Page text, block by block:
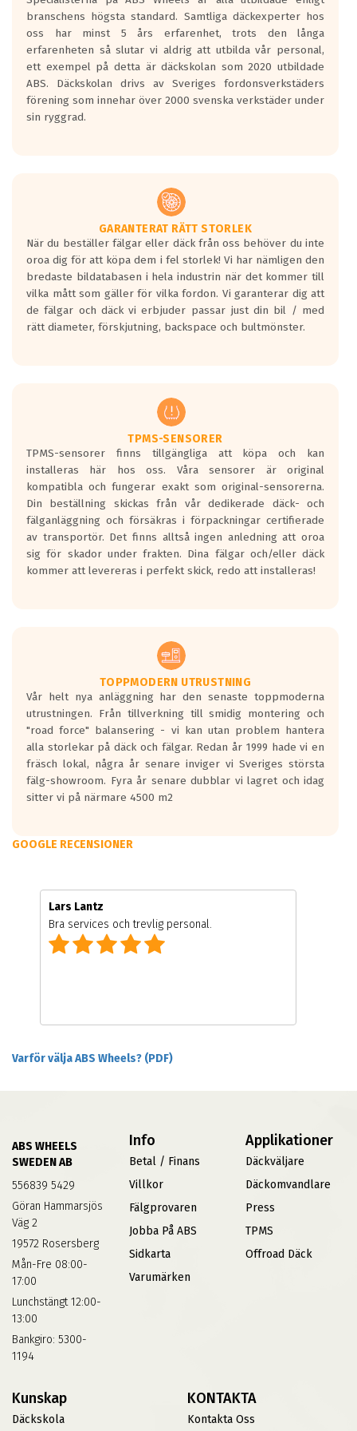
längsta.
Inga D eller G betyg delas ut för
personbilar och lätta lastbilar.
Betyget sätts efter ett test där däcken
skall bromsa in på en väg där det ligger
0.5-1.5 mm vatten.
I 80km/h kommer skillnaden på
Vid körning i över 50km/h brukar
rullmotståndets ljud överträffa
motorljudet.
På däckmärkningen kommer det finnas
en symbol av ett däck med vågar. Hög
bullernivå markeras med svarta vågor
medans de vita vågorna påvisar om det är
ett tyst däck.
regelverket som introduceras år 2016.
Ett däck med två svarta vågor är redan
godkända för år 2016 nya regelverk.
Ett däck med en svart våg kommer vara
minst tre decibel tystare än det
regelverk som börjar gälla 2016.
branschens högsta standard. Samtliga däckexperter hos
oss har minst 5 års erfarenhet, trots den långa
erfarenheten så slutar vi aldrig att utbilda vår personal,
ett exempel på detta är däckskolan som 2020 utbildade
ABS. Däckskolan drivs av Sveriges fordonsverkstäders
förening som innehar över 2000 svenska verkstäder under
sin ryggrad.
GARANTERAT RÄTT STORLEK
När du beställer fälgar eller däck från oss behöver du inte
oroa dig för att köpa dem i fel storlek! Vi har nämligen den
bredaste bildatabasen i hela industrin när det kommer till
vilka mått som gäller för vilka fordon. Vi garanterar dig att
de fälgar och däck vi erbjuder passar just din bil / med
rätt diameter, förskjutning, backspace och bultmönster.
TPMS-SENSORER
TPMS-sensorer finns tillgängliga att köpa och kan
installeras här hos oss. Våra sensorer är original
kompatibla och fungerar exakt som original-sensorerna.
Din beställning skickas från vår dedikerade däck- och
fälganläggning och försäkras i förpackningar certifierade
av transportör. Det finns alltså ingen anledning att oroa
sig för skador under frakten. Dina fälgar och/eller däck
kommer att levereras i perfekt skick, redo att installeras!
TOPPMODERN UTRUSTNING
Vår helt nya anläggning har den senaste toppmoderna
utrustningen. Från tillverkning till smidig montering och
"road force" balansering - vi kan utan problem hantera
alla storlekar på däck och fälgar. Redan år 1999 hade vi en
fräsch lokal, några år senare inviger vi Sveriges största
fälg-showroom. Fyra år senare dubblar vi lagret och idag
sitter vi på närmare 4500 m2
GOOGLE RECENSIONER
Lars Lantz
Bra services och trevlig personal.
Varför välja ABS Wheels? (PDF)
ABS WHEELS
SWEDEN AB
556839 5429
Göran Hammarsjös
Väg 2
19572 Rosersberg
Mån-Fre 08:00-
17:00
Lunchstängt 12:00-
13:00
Bankgiro: 5300-
1194
Info
Betal / Finans
Villkor
Fälgprovaren
Jobba På ABS
Sidkarta
Varumärken
Applikationer
Däckväljare
Däckomvandlare
Press
TPMS
Offroad Däck
Kunskap
Däckskola
KONTAKTA
Kontakta Oss